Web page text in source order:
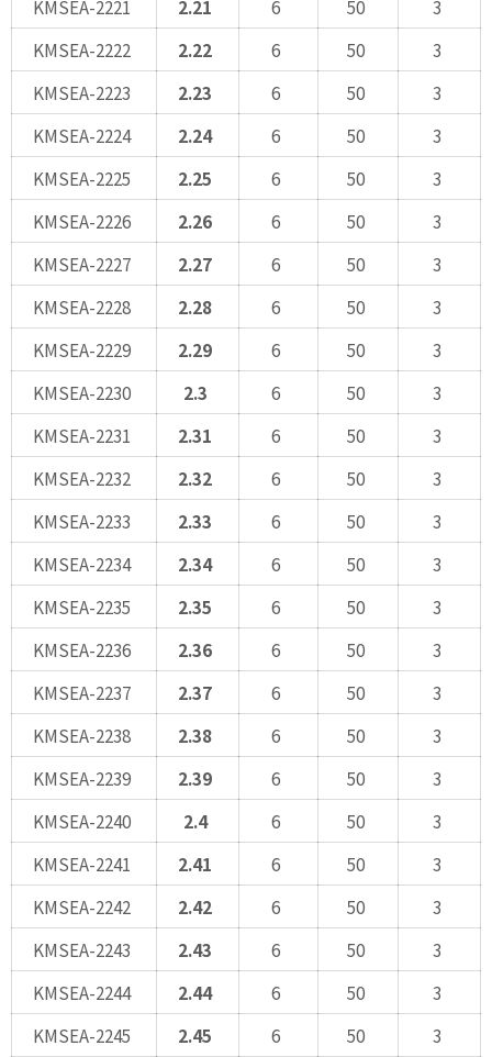
KMSEA-2221 2.21 6 50
3
KMSEA-2222
2.22 6 50
3
KMSEA-2223
2.23 6 50
3
KMSEA-2224
2.24 6 50
3
KMSEA-2225
2.25 6 50
3
KMSEA-2226
2.26 6 50
3
KMSEA-2227
2.27 6 50
3
KMSEA-2228
2.28 6 50
3
KMSEA-2229
2.29 6 50
3
KMSEA-2230
2.3 6 50
3
KMSEA-2231
2.31 6 50
3
KMSEA-2232
2.32 6 50
3
KMSEA-2233
2.33 6 50
3
KMSEA-2234
2.34 6 50
3
KMSEA-2235
2.35 6 50
3
KMSEA-2236
2.36 6 50
3
KMSEA-2237
2.37 6 50
3
KMSEA-2238
2.38 6 50
3
KMSEA-2239
2.39 6 50
3
KMSEA-2240
2.4 6 50
3
KMSEA-2241
2.41 6 50
3
KMSEA-2242
2.42 6 50
3
KMSEA-2243
2.43 6 50
3
KMSEA-2244
2.44 6 50
3
KMSEA-2245
2.45 6 50
3